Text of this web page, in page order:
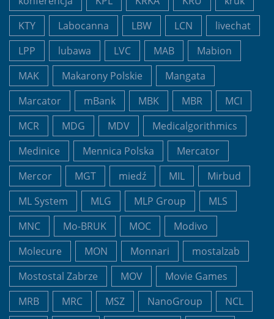
KTY
Labocanna LBW LCN
livechat
LPP
lubawa LVC MAB
Mabion
MAK
Makarony Polskie
Mangata
Marcator
mBank MBK MBR
MCI
MCR
MDG MDV
Medicalgorithmics
Medinice
Mennica Polska
Mercator
Mercor
MGT miedź MIL
Mirbud
ML System
MLG MLP Group
MLS
MNC
Mo-BRUK MOC
Modivo
Molecure
MON Monnari
mostalzab
Mostostal Zabrze
MOV
Movie Games
MRB
MRC MSZ NanoGroup
NCL